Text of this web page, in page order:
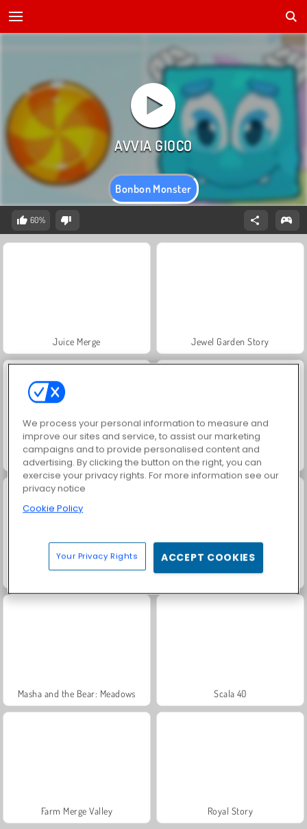
Bonbon Monster
60%
Juice Merge Jewel Garden Story
Grand Mahjong Connect Trollface Quest: USA 2
Harvest Honors
Masha and the Bear: Meadows Scala 40
Farm Merge Valley Royal Story
We process your personal information to measure and
improve our sites and service, to assist our marketing
campaigns and to provide personalised content and
advertising. By clicking the button on the right, you can
exercise your privacy rights. For more information see our
privacy notice
Cookie Policy
Your Privacy Rights ACCEPT COOKIES